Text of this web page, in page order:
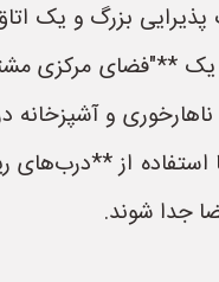
پذیرایی بزرگ و یک
یک **"فضای مرکزی
ناهارخوری و آشپزخانه
استفاده از **درب‌های
جدا شوند.